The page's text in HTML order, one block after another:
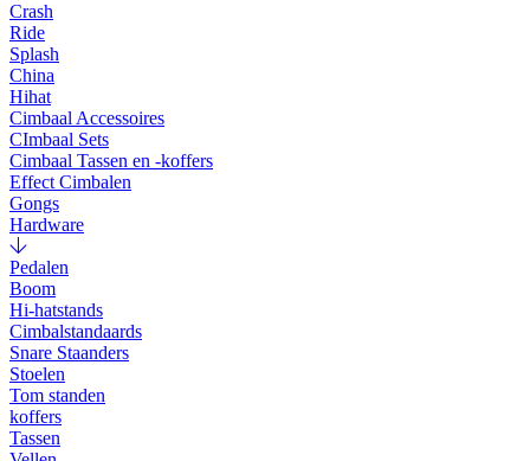
Crash
Ride
Splash
China
Hihat
Cimbaal Accessoires
CImbaal Sets
Cimbaal Tassen en -koffers
Effect Cimbalen
Gongs
Hardware
Pedalen
Boom
Hi-hatstands
Cimbalstandaards
Snare Staanders
Stoelen
Tom standen
koffers
Tassen